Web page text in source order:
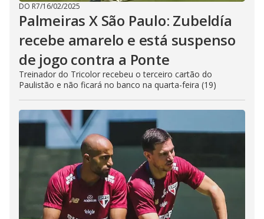
DO R7/16/02/2025
Palmeiras X São Paulo: Zubeldía
recebe amarelo e está suspenso
de jogo contra a Ponte
Treinador do Tricolor recebeu o terceiro cartão do
Paulistão e não ficará no banco na quarta-feira (19)